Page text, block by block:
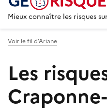
Mieux connaître les risques
Voir le fil d’Ariane
Les